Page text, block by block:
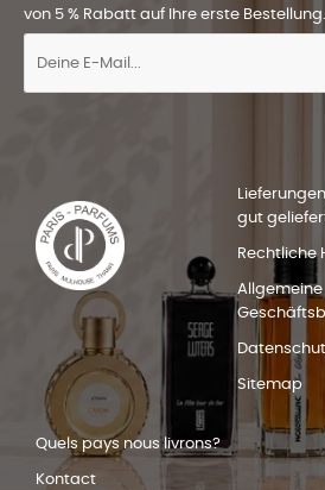
von 5 % Rabatt auf Ihre erste Bestellung.
gut
Rechtliche
Allgemeine
Sitemap
Quels pays nous livrons?
Kontact